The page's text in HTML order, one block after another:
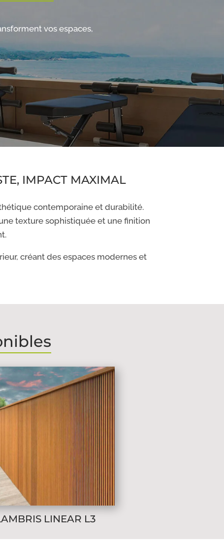
vos espaces,
IMPACT MAXIMAL
contemporaine et durabilité.
texture sophistiquée et une finition
créant des espaces modernes et
LINEAR L3